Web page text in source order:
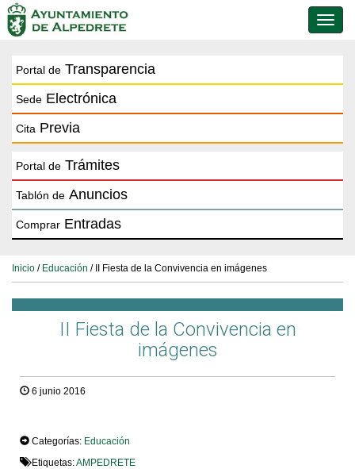
de
Portal de Transparencia
Sede Electrónica
Cita Previa
Portal de Trámites
Tablón de Anuncios
Comprar Entradas
Inicio / Educación / II Fiesta de la Convivencia en imágenes
II Fiesta de la Convivencia en
imágenes
6 junio 2016
Categorías: Educación
Etiquetas:AMPEDRETE